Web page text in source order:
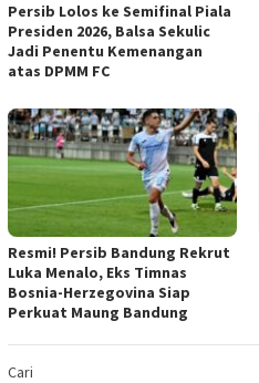
Persib Lolos ke Semifinal Piala
Presiden 2026, Balsa Sekulic
Jadi Penentu Kemenangan
atas DPMM FC
Resmi! Persib Bandung Rekrut
Luka Menalo, Eks Timnas
Bosnia-Herzegovina Siap
Perkuat Maung Bandung
Cari